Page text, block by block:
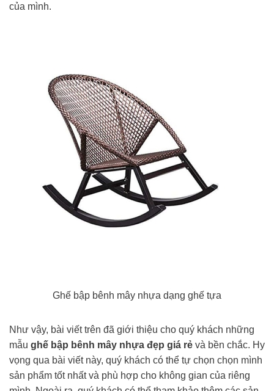
của mình.
Ghế bập bênh mây nhựa dạng ghế tựa
Như vậy, bài viết trên đã giới thiệu cho quý khách những
mẫu ghế bập bênh mây nhựa đẹp giá rẻ và bền chắc. Hy
vọng qua bài viết này, quý khách có thể tự chọn chọn mình
sản phẩm tốt nhất và phù hợp cho không gian của riêng